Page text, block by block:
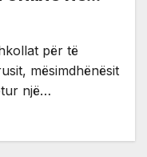
për të
mësimdhënësit
një…